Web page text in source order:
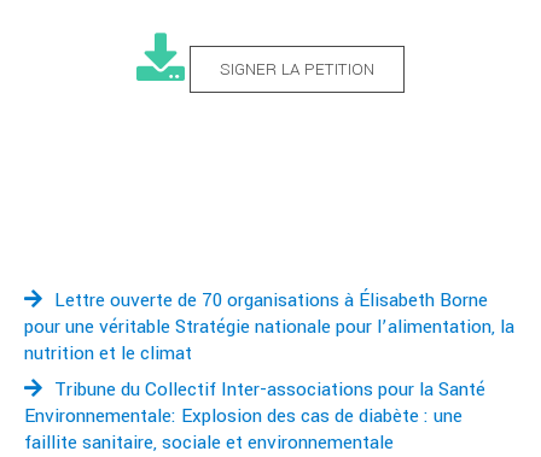
SIGNER LA PETITION
Lettre ouverte de 70 organisations à Élisabeth Borne
pour une véritable Stratégie nationale pour l’alimentation, la
nutrition et le climat
Tribune du Collectif Inter-associations pour la Santé
Environnementale: Explosion des cas de diabète : une
faillite sanitaire, sociale et environnementale